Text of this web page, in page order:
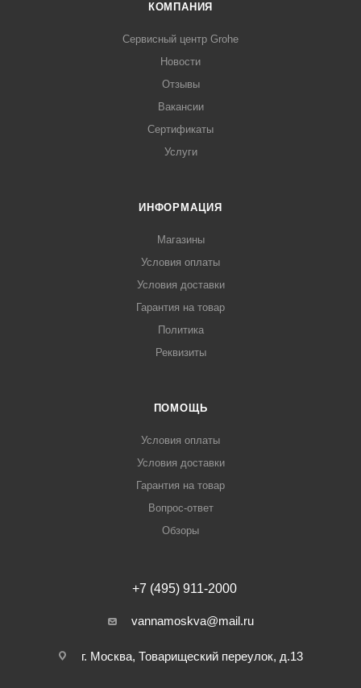
КОМПАНИЯ
Сервисный центр Grohe
Новости
Отзывы
Вакансии
Сертификаты
Услуги
ИНФОРМАЦИЯ
Магазины
Условия оплаты
Условия доставки
Гарантия на товар
Политика
Реквизиты
ПОМОЩЬ
Условия оплаты
Условия доставки
Гарантия на товар
Вопрос-ответ
Обзоры
+7 (495) 911-2000
vannamoskva@mail.ru
г. Москва, Товарищеский переулок, д.13